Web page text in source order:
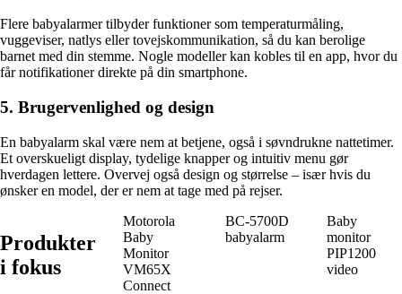
Flere babyalarmer tilbyder funktioner som temperaturmåling,
vuggeviser, natlys eller tovejskommunikation, så du kan berolige
barnet med din stemme. Nogle modeller kan kobles til en app, hvor du
får notifikationer direkte på din smartphone.
5. Brugervenlighed og design
En babyalarm skal være nem at betjene, også i søvndrukne nattetimer.
Et overskueligt display, tydelige knapper og intuitiv menu gør
hverdagen lettere. Overvej også design og størrelse – især hvis du
ønsker en model, der er nem at tage med på rejser.
Produkter
i fokus
Motorola
Baby
Monitor
VM65X
Connect
BC-5700D
babyalarm
Baby
monitor
PIP1200
video